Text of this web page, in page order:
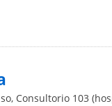
Consultorio 103